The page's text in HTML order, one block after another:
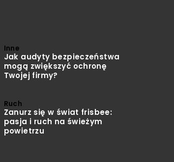
Inne
Jak audyty bezpieczeństwa
mogą zwiększyć ochronę
Twojej firmy?
Ruch
Zanurz się w świat frisbee:
pasja i ruch na świeżym
powietrzu